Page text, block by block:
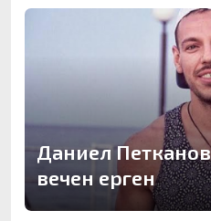
Даниел
вечен ерген